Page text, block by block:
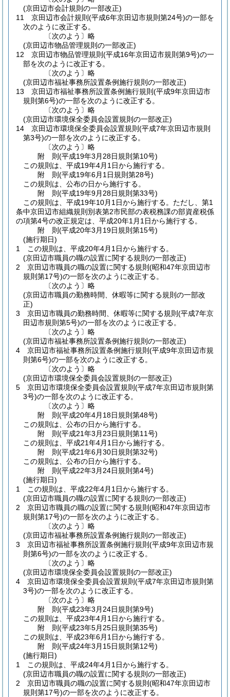
(京田辺市会計規則の一部改正)
11
京田辺市会計規則 (平成6年京田辺市規則第24号)の一部を
次のように改正する。
〔次のよう〕略
(京田辺市物品管理規則の一部改正)
12
京田辺市物品管理規則 (平成16年京田辺市規則第9号)の一
部を次のように改正する。
〔次のよう〕略
(京田辺市福祉事務所設置条例施行規則の一部改正)
13
京田辺市福祉事務所設置条例施行規則 (平成9年京田辺市
規則第6号)の一部を次のように改正する。
〔次のよう〕略
(京田辺市環境保全委員会設置規則の一部改正)
14
京田辺市環境保全委員会設置規則 (平成7年京田辺市規則
第3号)の一部を次のように改正する。
〔次のよう〕略
附 則(平成19年3月28日規則第10号)
この規則は、平成19年4月1日から施行する。
附 則(平成19年6月1日規則第28号)
この規則は、公布の日から施行する。
附 則(平成19年9月28日規則第33号)
この規則は、平成19年10月1日から施行する。 ただし、第1
条中京田辺市組織規則別表第2市民部の表税務課の部資産税係
の項第4号の改正規定は、平成20年1月1日から施行する。
附 則(平成20年3月19日規則第15号)
(施行期日)
1
この規則は、平成20年4月1日から施行する。
(京田辺市職員の職の設置に関する規則の一部改正)
2
京田辺市職員の職の設置に関する規則 (昭和47年京田辺市
規則第17号)の一部を次のように改正する。
〔次のよう〕略
(京田辺市職員の勤務時間、休暇等に関する規則の一部改
正)
3
京田辺市職員の勤務時間、休暇等に関する規則 (平成7年京
田辺市規則第5号)の一部を次のように改正する。
〔次のよう〕略
(京田辺市福祉事務所設置条例施行規則の一部改正)
4
京田辺市福祉事務所設置条例施行規則 (平成9年京田辺市規
則第6号)の一部を次のように改正する。
〔次のよう〕略
(京田辺市環境保全委員会設置規則の一部改正)
5
京田辺市環境保全委員会設置規則 (平成7年京田辺市規則第
3号)の一部を次のように改正する。
〔次のよう〕略
附 則(平成20年4月18日規則第48号)
この規則は、公布の日から施行する。
附 則(平成21年3月23日規則第11号)
この規則は、平成21年4月1日から施行する。
附 則(平成21年6月30日規則第32号)
この規則は、公布の日から施行する。
附 則(平成22年3月24日規則第4号)
(施行期日)
1
この規則は、平成22年4月1日から施行する。
(京田辺市職員の職の設置に関する規則の一部改正)
2
京田辺市職員の職の設置に関する規則 (昭和47年京田辺市
規則第17号)の一部を次のように改正する。
〔次のよう〕略
(京田辺市福祉事務所設置条例施行規則の一部改正)
3
京田辺市福祉事務所設置条例施行規則 (平成9年京田辺市規
則第6号)の一部を次のように改正する。
〔次のよう〕略
(京田辺市環境保全委員会設置規則の一部改正)
4
京田辺市環境保全委員会設置規則 (平成7年京田辺市規則第
3号)の一部を次のように改正する。
〔次のよう〕略
附 則(平成23年3月24日規則第9号)
この規則は、平成23年4月1日から施行する。
附 則(平成23年5月25日規則第35号)
この規則は、平成23年6月1日から施行する。
附 則(平成24年3月15日規則第12号)
(施行期日)
1
この規則は、平成24年4月1日から施行する。
(京田辺市職員の職の設置に関する規則の一部改正)
2
京田辺市職員の職の設置に関する規則 (昭和47年京田辺市
規則第17号)の一部を次のように改正する。